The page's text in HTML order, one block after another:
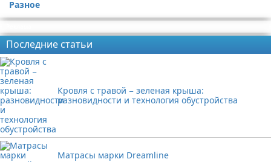
Разное
Последние статьи
Кровля с травой − зеленая крыша:
разновидности и технология обустройства
Матрасы марки Dreamline